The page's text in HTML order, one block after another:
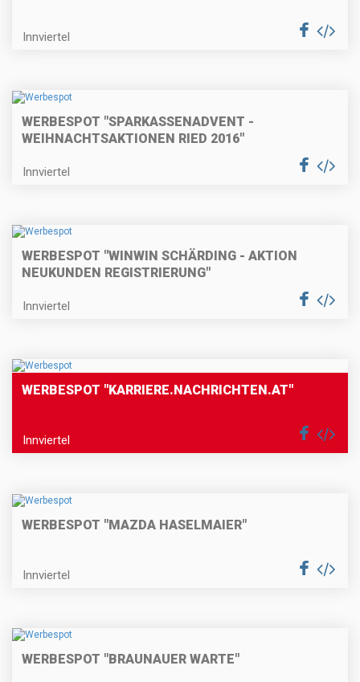
Innviertel
WERBESPOT "SPARKASSENADVENT -
WEIHNACHTSAKTIONEN RIED 2016"
Innviertel
WERBESPOT "WINWIN SCHÄRDING - AKTION
NEUKUNDEN REGISTRIERUNG"
Innviertel
WERBESPOT "KARRIERE.NACHRICHTEN.AT"
Innviertel
WERBESPOT "MAZDA HASELMAIER"
Innviertel
WERBESPOT "BRAUNAUER WARTE"